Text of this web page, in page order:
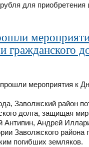
для
гражданского
мероприятия к
Заволжский район
долга, защищая
Антипин, Андрей
Заволжского
погибших земляков.